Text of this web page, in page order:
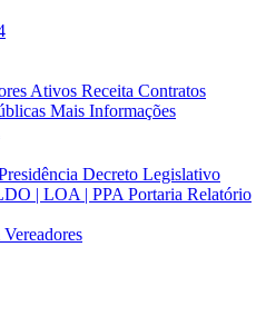
Ativos Receita Contratos
Mais Informações
Decreto Legislativo
| LOA | PPA Portaria Relatório